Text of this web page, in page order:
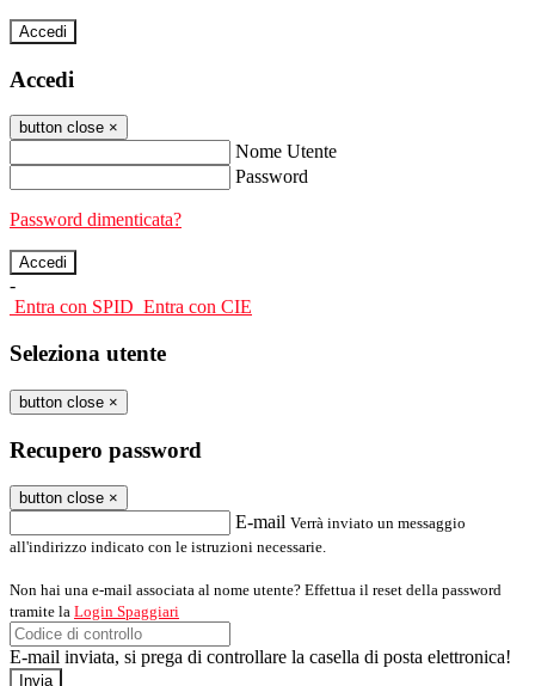
Accedi
Accedi
button close ×
Nome Utente
Password
Password dimenticata?
-
Entra con SPID Entra con CIE
Seleziona utente
button close ×
Recupero password
button close ×
E-mail Verrà inviato un messaggio
all'indirizzo indicato con le istruzioni necessarie.
Non hai una e-mail associata al nome utente? Effettua il reset della password
tramite la Login Spaggiari
E-mail inviata, si prega di controllare la casella di posta elettronica!